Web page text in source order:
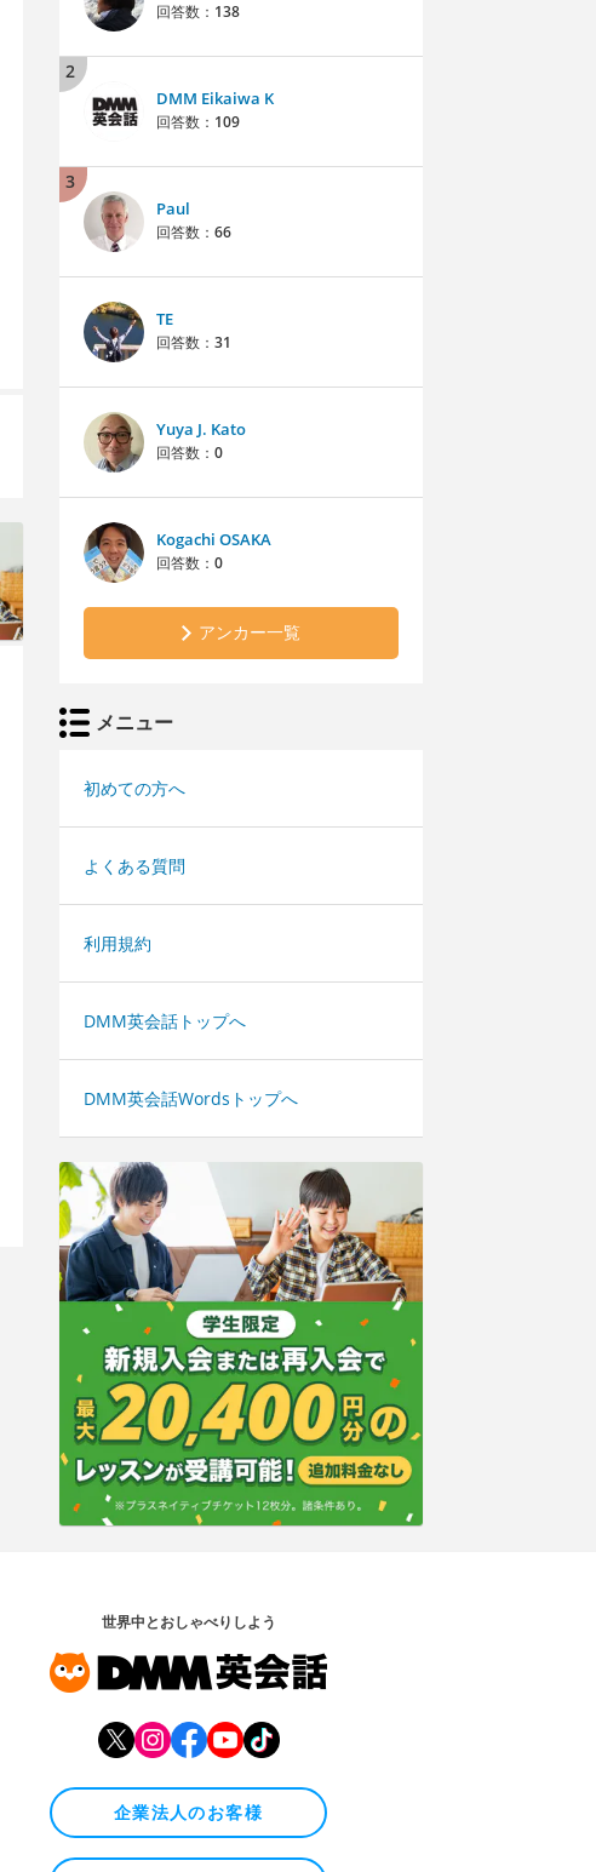
回答数： 138
2
DMM Eikaiwa K
回答数： 109
3
Paul
回答数： 66
TE
回答数： 31
Yuya J. Kato
回答数： 0
Kogachi OSAKA
回答数： 0
アンカー一覧
メニュー
初めての方へ
よくある質問
利用規約
DMM英会話トップへ
DMM英会話Wordsトップへ
世界中とおしゃべりしよう
企業法人のお客様